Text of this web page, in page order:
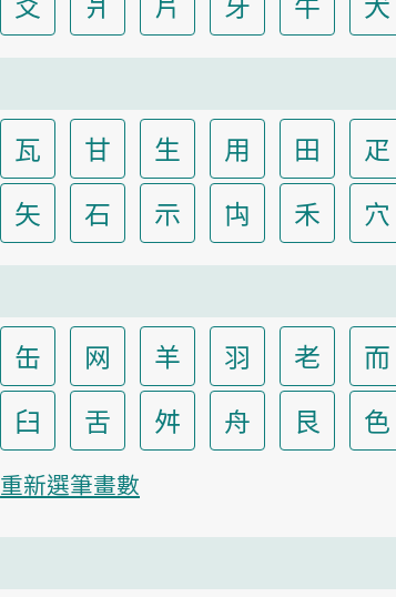
瓦 甘 生 用 田 疋
矢 石 示 禸 禾 穴
缶 网 羊 羽 老 而
臼 舌 舛 舟 艮 色
重新選筆畫數